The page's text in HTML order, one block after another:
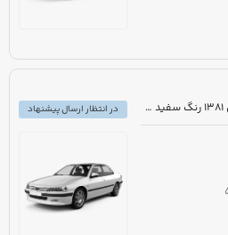
مزایده دولتی خودرو پژو پارس مدل 1381 رنگ سفید متالیک
در انتظار ارسال پیشنهاد